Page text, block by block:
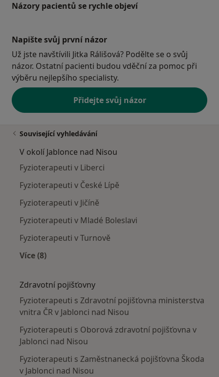
Názory pacientů se rychle objeví
Napište svůj první názor
Už jste navštívili Jitka Rálišová? Podělte se o svůj
názor. Ostatní pacienti budou vděční za pomoc při
výběru nejlepšího specialisty.
Přidejte svůj názor
Související vyhledávání
V okolí Jablonce nad Nisou
Fyzioterapeuti v Liberci
Fyzioterapeuti v České Lípě
Fyzioterapeuti v Jičíně
Fyzioterapeuti v Mladé Boleslavi
Fyzioterapeuti v Turnově
Více (8)
Zdravotní pojišťovny
Fyzioterapeuti s Zdravotní pojišťovna ministerstva
vnitra ČR v Jablonci nad Nisou
Fyzioterapeuti s Oborová zdravotní pojišťovna v
Jablonci nad Nisou
Fyzioterapeuti s Zaměstnanecká pojišťovna Škoda
v Jablonci nad Nisou